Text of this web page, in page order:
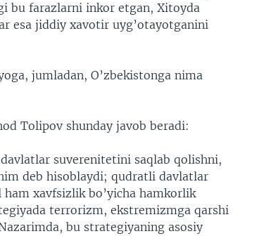
bu farazlarni inkor etgan, Xitoyda
esa jiddiy xavotir uyg’otayotganini
jumladan, O’zbekistonga nima
Tolipov shunday javob beradi:
suverenitetini saqlab qolishni,
deb hisoblaydi; qudratli davlatlar
xavfsizlik bo’yicha hamkorlik
terrorizm, ekstremizmga qarshi
bu strategiyaning asosiy